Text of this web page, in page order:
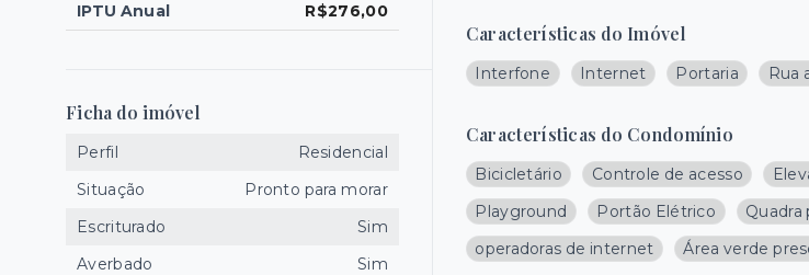
Características do Imóvel
Interfone Internet Portaria Rua
Características do Condomínio
Bicicletário Controle de acesso
Playground
Portão Elétrico Quadra
operadoras de internet
Área verde
IPTU Anual
R$276,00
Ficha do imóvel
Perfil
Residencial
Situação
Pronto para morar
Escriturado
Sim
Averbado
Sim